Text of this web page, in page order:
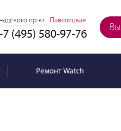
пр-кт Павелецкая
(495) 580-97-76
РемонтWatch